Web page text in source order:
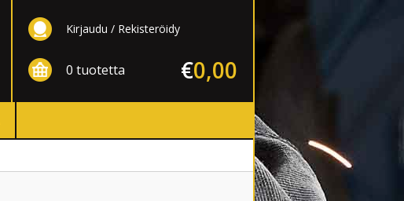
Kirjaudu Rekisteröidy
0 tuotetta 0,00
€